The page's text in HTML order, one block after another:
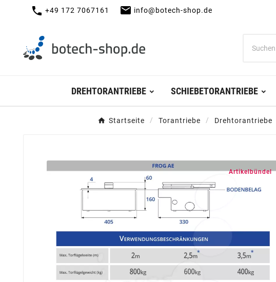
call +49 172 7067161 mail info@botech-shop.de
DREHTORANTRIEBE SCHIEBETORANTRIEBE
Startseite Torantriebe Drehtorantriebe
Artikelbündel